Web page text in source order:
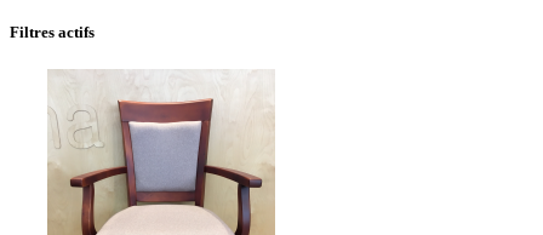
Filtres actifs